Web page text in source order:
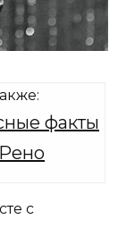
факты
с